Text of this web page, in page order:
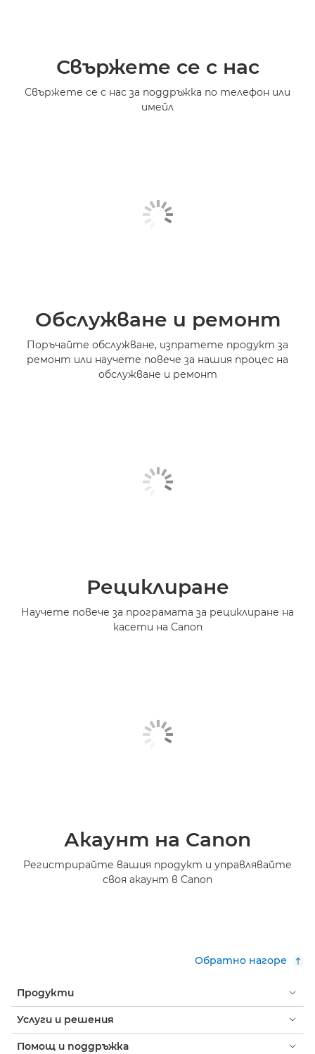
Свържете се с нас
Свържете се с нас за поддръжка по телефон или
имейл
Обслужване и ремонт
Поръчайте обслужване, изпратете продукт за
ремонт или научете повече за нашия процес на
обслужване и ремонт
Рециклиране
Научете повече за програмата за рециклиране на
касети на Canon
Акаунт на Canon
Регистрирайте вашия продукт и управлявайте
своя акаунт в Canon
Обратно нагоре
Продукти
Услуги и решения
Помощ и поддръжка